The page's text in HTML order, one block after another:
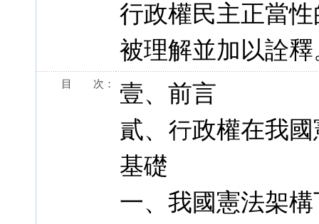
行政權民主正當
被理解並加以詮釋
目 次：
壹、前言
貳、行政權在我
基礎
一、我國憲法架